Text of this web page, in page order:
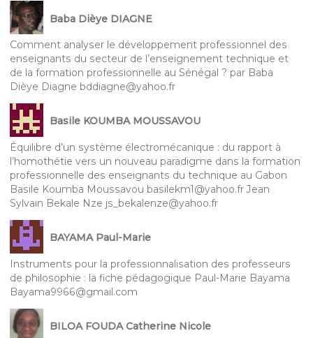
Baba Dièye DIAGNE
Comment analyser le développement professionnel des
enseignants du secteur de l’enseignement technique et
de la formation professionnelle au Sénégal ? par Baba
Dièye Diagne bddiagne@yahoo.fr
Basile KOUMBA MOUSSAVOU
Équilibre d’un système électromécanique : du rapport à
l’homothétie vers un nouveau paradigme dans la formation
professionnelle des enseignants du technique au Gabon
Basile Koumba Moussavou basilekm1@yahoo.fr Jean
Sylvain Bekale Nze js_bekalenze@yahoo.fr
BAYAMA Paul-Marie
Instruments pour la professionnalisation des professeurs
de philosophie : la fiche pédagogique Paul-Marie Bayama
Bayama9966@gmail.com
BILOA FOUDA Catherine Nicole